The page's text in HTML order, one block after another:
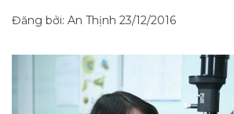
Đăng bởi: An Thịnh 23/12/2016